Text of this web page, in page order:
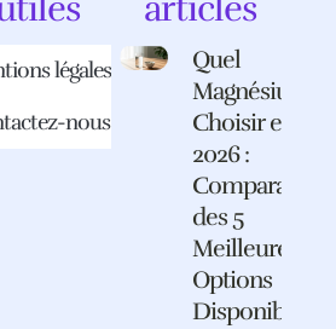
légales
nous
articles
Quel
Magnésium
Choisir en
2026 :
Comparatif
des 5
Meilleures
Options
Disponibles